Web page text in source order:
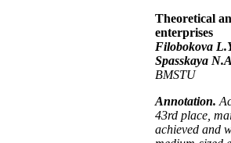
Theoretical
enterprises
Filobokova
Spasskaya
BMSTU
Annotation.
43rd place,
achieved and